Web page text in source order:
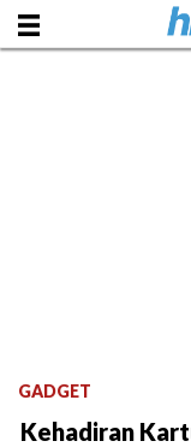
GADGET
Kehadiran